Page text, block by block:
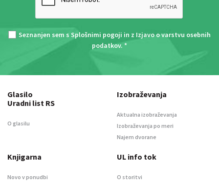
Seznanjen sem s Splošnimi pogoji in z Izjavo o varstvu osebnih
podatkov. *
Glasilo
Uradni list RS
O glasilu
Izobraževanja
Aktualna izobraževanja
Izobraževanja po meri
Najem dvorane
Knjigarna
Novo v ponudbi
UL info tok
O storitvi